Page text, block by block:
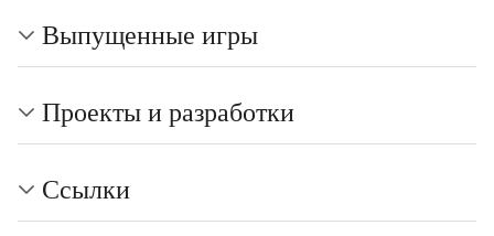
Выпущенные игры
Проекты и разработки
Ссылки